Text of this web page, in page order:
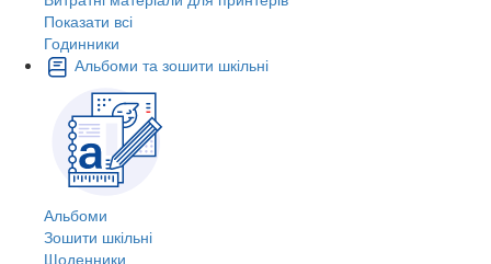
Показати всі
Годинники
Альбоми та зошити шкільні
Альбоми
Зошити шкільні
Щоденники